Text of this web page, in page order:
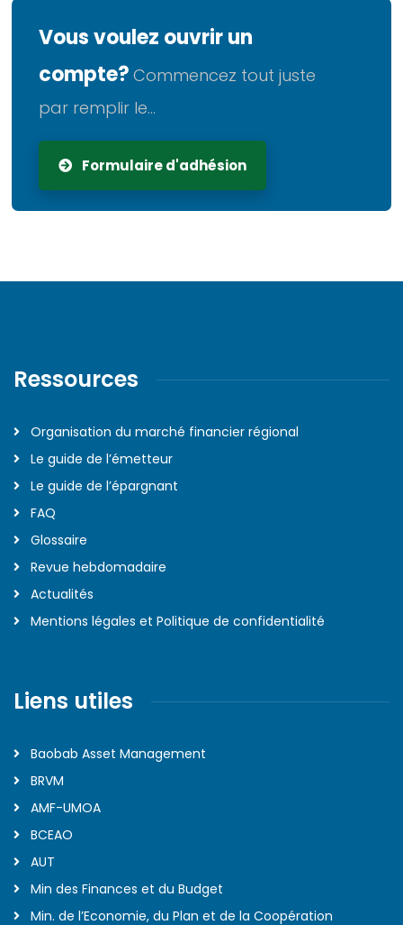
Vous voulez ouvrir un
compte? Commencez tout juste
par remplir le...
Formulaire d'adhésion
Ressources
Organisation du marché financier régional
Le guide de l’émetteur
Le guide de l’épargnant
FAQ
Glossaire
Revue hebdomadaire
Actualités
Mentions légales et Politique de confidentialité
Liens utiles
Baobab Asset Management
BRVM
AMF-UMOA
BCEAO
AUT
Min des Finances et du Budget
Min. de l’Economie, du Plan et de la Coopération